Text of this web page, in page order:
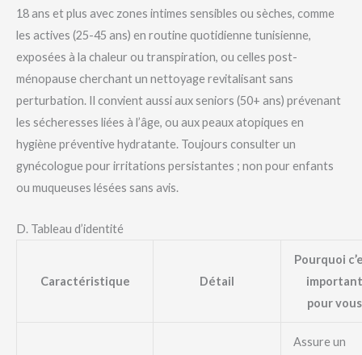
18 ans et plus avec zones intimes sensibles ou sèches, comme
les actives (25-45 ans) en routine quotidienne tunisienne,
exposées à la chaleur ou transpiration, ou celles post-
ménopause cherchant un nettoyage revitalisant sans
perturbation. Il convient aussi aux seniors (50+ ans) prévenant
les sécheresses liées à l’âge, ou aux peaux atopiques en
hygiène préventive hydratante. Toujours consulter un
gynécologue pour irritations persistantes ; non pour enfants
ou muqueuses lésées sans avis.
D. Tableau d’identité
Caractéristique Détail
Pourquoi
important
pour vous
Assure un